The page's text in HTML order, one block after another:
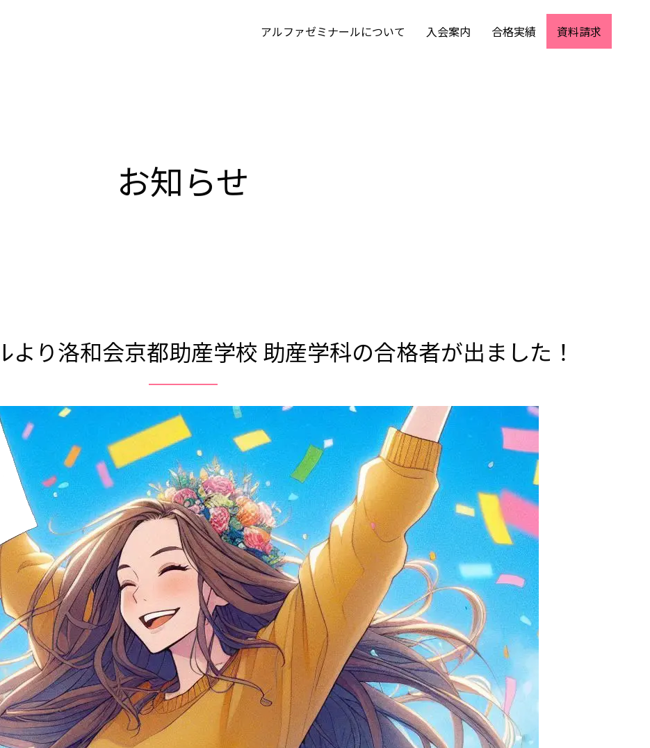
アルファゼミナールについて 入会案内 合格実績 資料請求
お知らせ
より洛和会京都助産学校 助産学科の合格者が出ました！